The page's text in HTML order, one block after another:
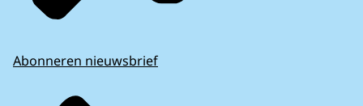
Abonneren nieuwsbrief